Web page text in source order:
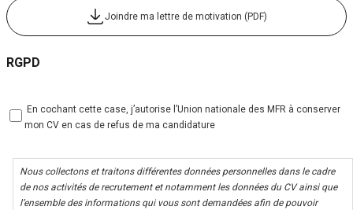
Joindre ma lettre de motivation (PDF)
RGPD
 En cochant cette case, j’autorise l’Union nationale des MFR à conserver
mon CV en cas de refus de ma candidature
Nous collectons et traitons différentes données personnelles dans le cadre
de nos activités de recrutement et notamment les données du CV ainsi que
l’ensemble des informations qui vous sont demandées afin de pouvoir